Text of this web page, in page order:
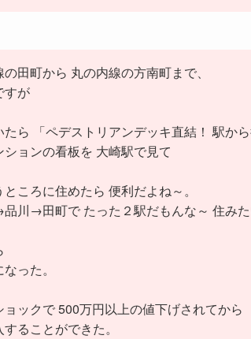
田町から 丸の内線の方南町まで、
すが
ら 「ペデストリアンデッキ直結！ 駅から
ョンの看板を 大崎駅で見て
ところに住めたら 便利だよね～。
川→田町で たった２駅だもんな～ 住みた
った。
ックで 500万円以上の値下げされてから
ることができた。